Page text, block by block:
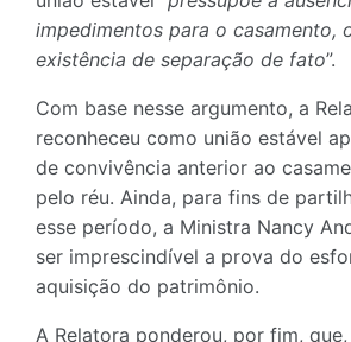
impedimentos para o casamento,
existência de separação de fato”.
Com base nesse argumento, a
reconheceu como união estável
de convivência anterior ao
pelo réu. Ainda, para fins de
esse período, a Ministra Nancy
ser imprescindível a prova do
aquisição do patrimônio.
A Relatora ponderou, por fim,